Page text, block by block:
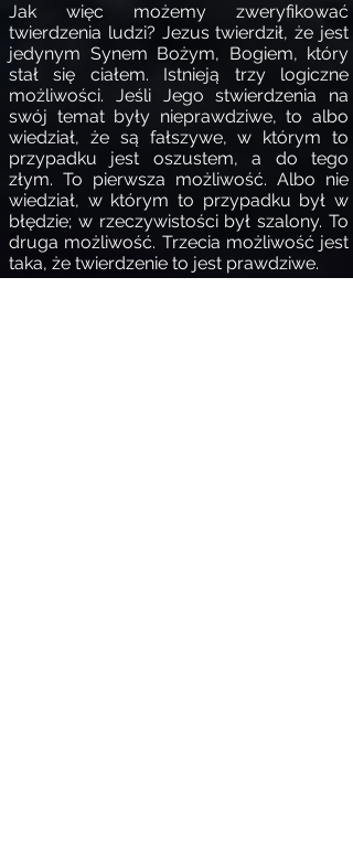
Jak więc możemy zweryfikować
twierdzenia ludzi? Jezus twierdził, że jest
jedynym Synem Bożym, Bogiem, który
stał się ciałem. Istnieją trzy logiczne
możliwości. Jeśli Jego stwierdzenia na
swój temat były nieprawdziwe, to albo
wiedział, że są fałszywe, w którym to
przypadku jest oszustem, a do tego
złym. To pierwsza możliwość. Albo nie
wiedział, w którym to przypadku był w
błędzie; w rzeczywistości był szalony. To
druga możliwość. Trzecia możliwość jest
taka, że twierdzenie to jest prawdziwe.